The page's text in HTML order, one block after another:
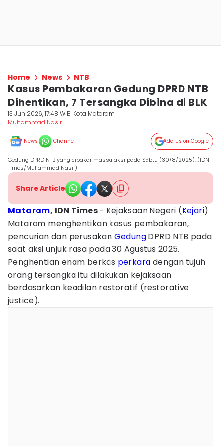
Home News NTB
Kasus Pembakaran Gedung DPRD NTB
Dihentikan, 7 Tersangka Dibina di BLK
13 Jun 2026, 17:48 WIB Kota Mataram
Muhammad Nasir
News Channel Add Us on Google
Gedung DPRD NTB yang dibakar massa aksi pada Sabtu (30/8/2025). (IDN
Times/Muhammad Nasir)
Share Article
Mataram, IDN Times - Kejaksaan Negeri (Kejari)
Mataram menghentikan kasus pembakaran,
pencurian dan perusakan Gedung DPRD NTB pada
saat aksi unjuk rasa pada 30 Agustus 2025.
Penghentian enam berkas perkara dengan tujuh
orang tersangka itu dilakukan kejaksaan
berdasarkan keadilan restoratif (restorative
justice).